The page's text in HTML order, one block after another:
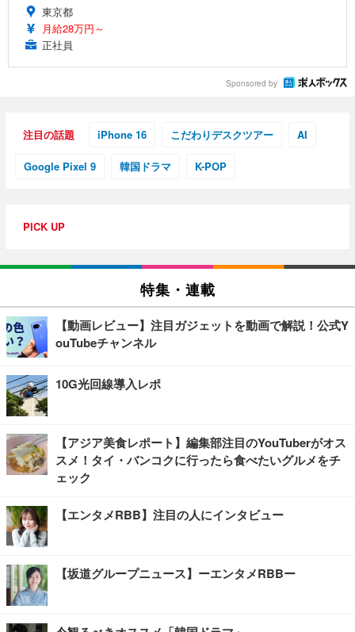
東京都
月給28万円～
正社員
Sponsored by
注目の話題 iPhone 16 こだわりデスクツアー AI
Google Pixel 9 韓国ドラマ K-POP
PICK UP
特集・連載
【動画レビュー】注目ガジェットを動画で解説！公式Y
ouTubeチャンネル
10G光回線導入レポ
【アジア美食レポート】編集部注目のYouTuberがオス
スメ！タイ・バンコクに行ったら食べたいグルメをチ
ェック
【エンタメRBB】注目の人にインタビュー
【坂道グループニュース】ーエンタメRBBー